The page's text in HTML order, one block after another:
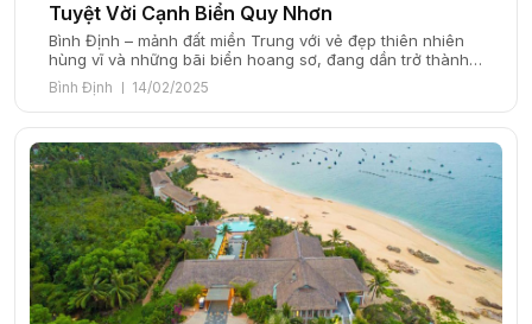
Tuyệt Vời Cạnh Biển Quy Nhơn
Bình Định – mảnh đất miền Trung với vẻ đẹp thiên nhiên
hùng vĩ và những bãi biển hoang sơ, đang dần trở thành
điểm đến hấp dẫn cho những ai yêu thích khám phá và
tận hưởng không gian biển trời. Bên cạnh những địa danh
nổi tiếng như Kỳ Co, Eo Gió, và […]
Bình Định 14/02/2025